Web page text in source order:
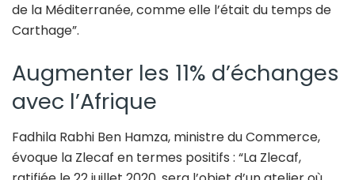
de la Méditerranée, comme elle l’était du temps de
Carthage”.
Augmenter les 11% d’échanges
avec l’Afrique
Fadhila Rabhi Ben Hamza, ministre du Commerce,
évoque la Zlecaf en termes positifs : “La Zlecaf,